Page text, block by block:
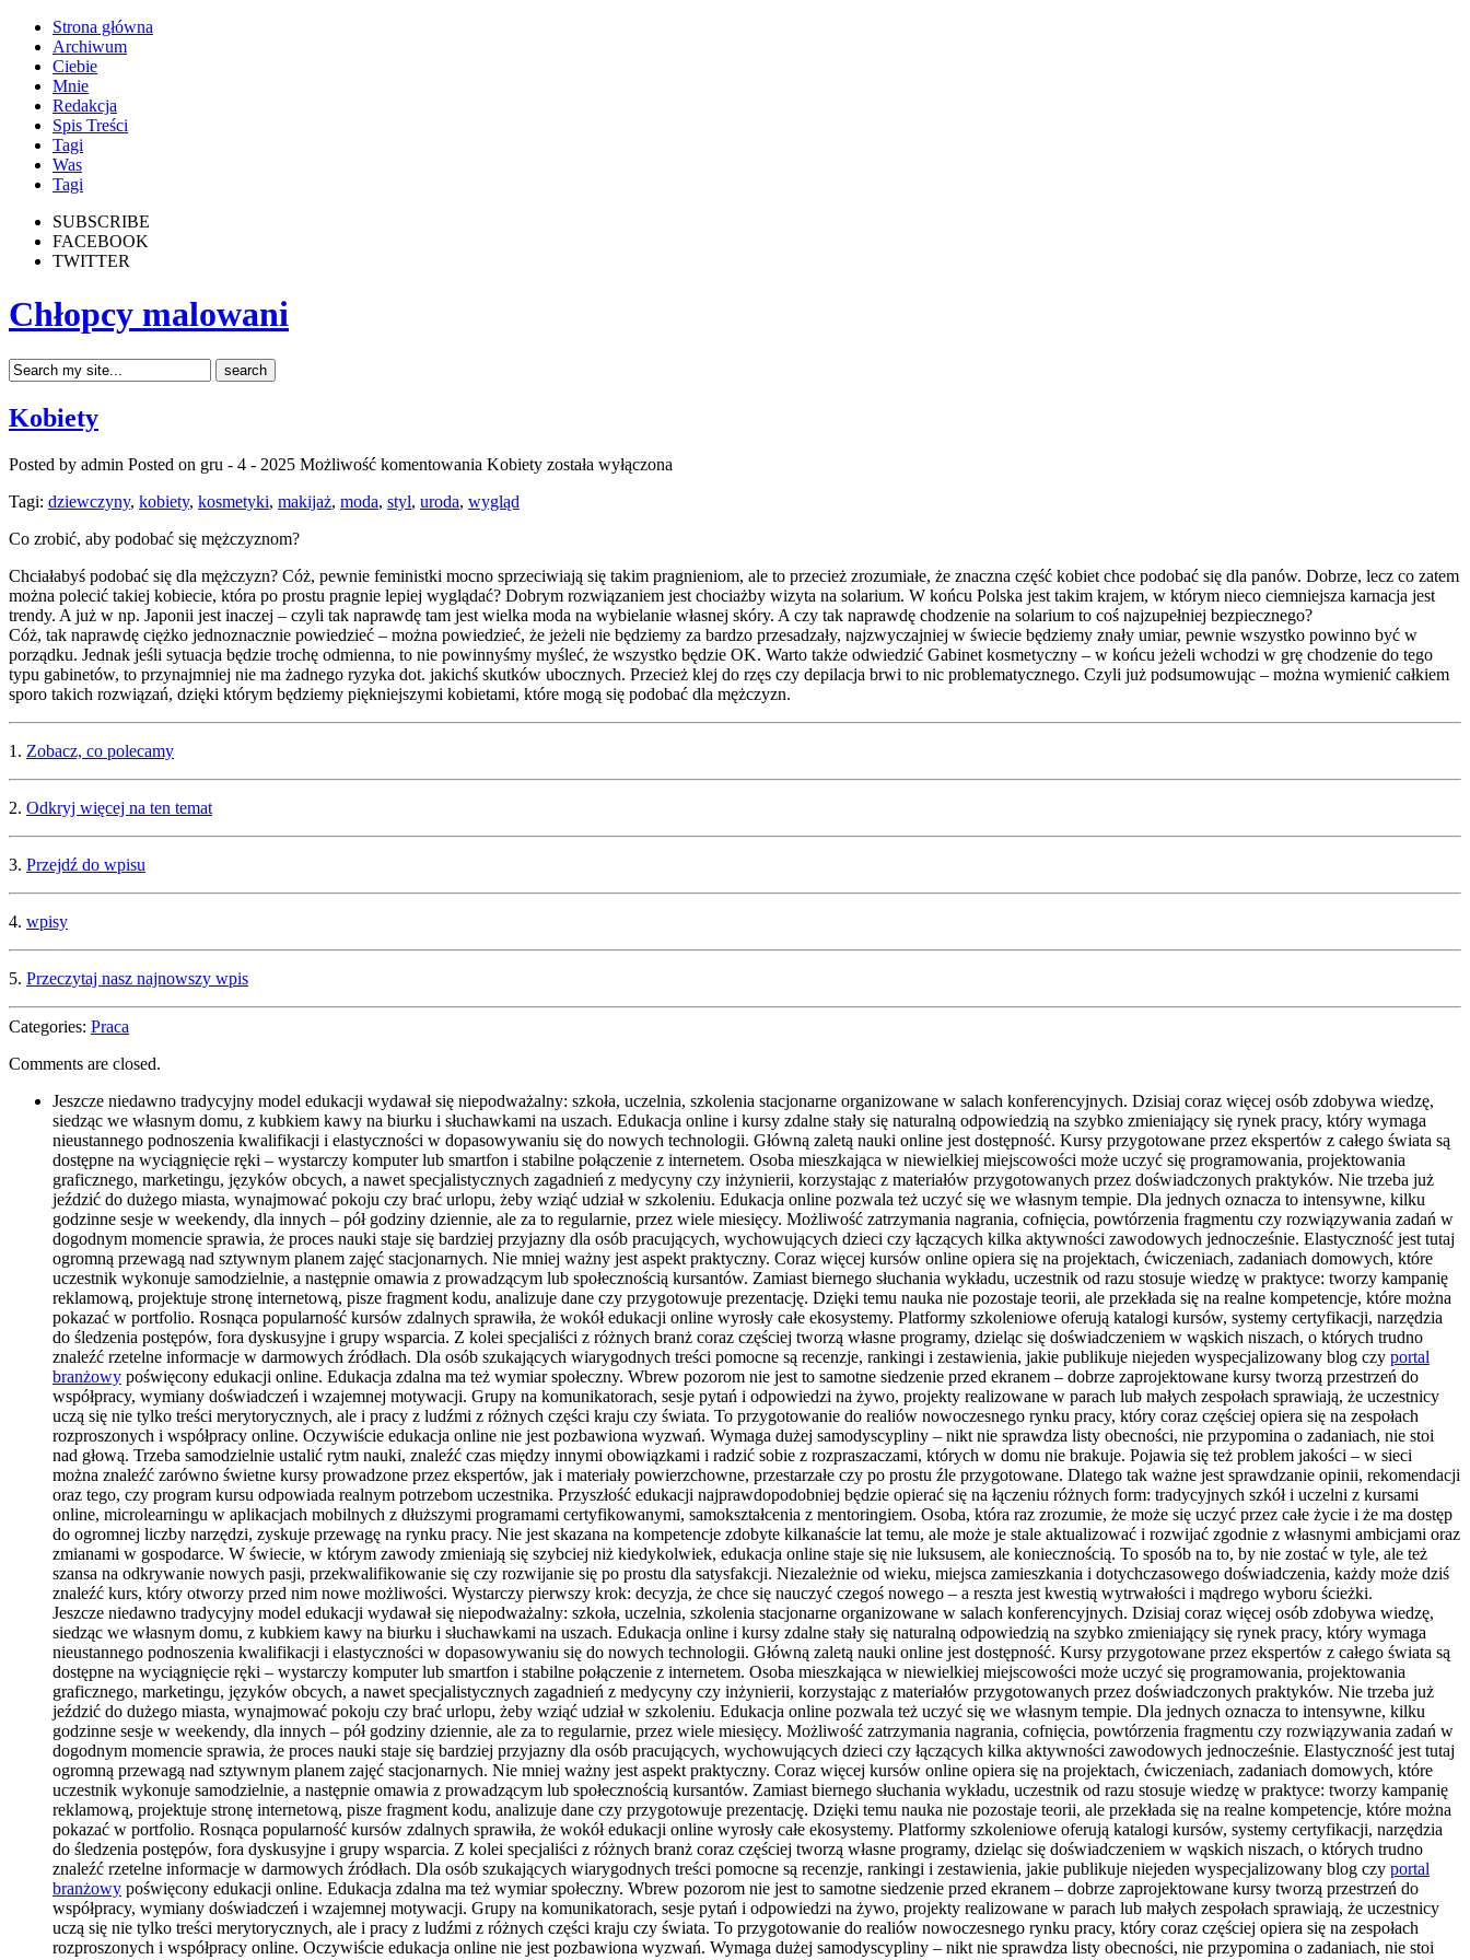
Strona główna
Archiwum
Ciebie
Mnie
Redakcja
Spis Treści
Tagi
Was
Tagi
SUBSCRIBE
FACEBOOK
TWITTER
Chłopcy malowani
Kobiety
Posted by admin Posted on gru - 4 - 2025 Możliwość komentowania Kobiety została wyłączona
Tagi: dziewczyny, kobiety, kosmetyki, makijaż, moda, styl, uroda, wygląd
Co zrobić, aby podobać się mężczyznom?
Chciałabyś podobać się dla mężczyzn? Cóż, pewnie feministki mocno sprzeciwiają się takim pragnieniom, ale to przecież zrozumiałe, że znaczna część kobiet chce podobać się dla panów. Dobrze, lecz co zatem
można polecić takiej kobiecie, która po prostu pragnie lepiej wyglądać? Dobrym rozwiązaniem jest chociażby wizyta na solarium. W końcu Polska jest takim krajem, w którym nieco ciemniejsza karnacja jest
trendy. A już w np. Japonii jest inaczej – czyli tak naprawdę tam jest wielka moda na wybielanie własnej skóry. A czy tak naprawdę chodzenie na solarium to coś najzupełniej bezpiecznego?
Cóż, tak naprawdę ciężko jednoznacznie powiedzieć – można powiedzieć, że jeżeli nie będziemy za bardzo przesadzały, najzwyczajniej w świecie będziemy znały umiar, pewnie wszystko powinno być w
porządku. Jednak jeśli sytuacja będzie trochę odmienna, to nie powinnyśmy myśleć, że wszystko będzie OK. Warto także odwiedzić Gabinet kosmetyczny – w końcu jeżeli wchodzi w grę chodzenie do tego
typu gabinetów, to przynajmniej nie ma żadnego ryzyka dot. jakichś skutków ubocznych. Przecież klej do rzęs czy depilacja brwi to nic problematycznego. Czyli już podsumowując – można wymienić całkiem
sporo takich rozwiązań, dzięki którym będziemy piękniejszymi kobietami, które mogą się podobać dla mężczyzn.
1. Zobacz, co polecamy
2. Odkryj więcej na ten temat
3. Przejdź do wpisu
4. wpisy
5. Przeczytaj nasz najnowszy wpis
Categories: Praca
Comments are closed.
Jeszcze niedawno tradycyjny model edukacji wydawał się niepodważalny: szkoła, uczelnia, szkolenia stacjonarne organizowane w salach konferencyjnych. Dzisiaj coraz więcej osób zdobywa wiedzę,
siedząc we własnym domu, z kubkiem kawy na biurku i słuchawkami na uszach. Edukacja online i kursy zdalne stały się naturalną odpowiedzią na szybko zmieniający się rynek pracy, który wymaga
nieustannego podnoszenia kwalifikacji i elastyczności w dopasowywaniu się do nowych technologii. Główną zaletą nauki online jest dostępność. Kursy przygotowane przez ekspertów z całego świata są
dostępne na wyciągnięcie ręki – wystarczy komputer lub smartfon i stabilne połączenie z internetem. Osoba mieszkająca w niewielkiej miejscowości może uczyć się programowania, projektowania
graficznego, marketingu, języków obcych, a nawet specjalistycznych zagadnień z medycyny czy inżynierii, korzystając z materiałów przygotowanych przez doświadczonych praktyków. Nie trzeba już
jeździć do dużego miasta, wynajmować pokoju czy brać urlopu, żeby wziąć udział w szkoleniu. Edukacja online pozwala też uczyć się we własnym tempie. Dla jednych oznacza to intensywne, kilku
godzinne sesje w weekendy, dla innych – pół godziny dziennie, ale za to regularnie, przez wiele miesięcy. Możliwość zatrzymania nagrania, cofnięcia, powtórzenia fragmentu czy rozwiązywania zadań w
dogodnym momencie sprawia, że proces nauki staje się bardziej przyjazny dla osób pracujących, wychowujących dzieci czy łączących kilka aktywności zawodowych jednocześnie. Elastyczność jest tutaj
ogromną przewagą nad sztywnym planem zajęć stacjonarnych. Nie mniej ważny jest aspekt praktyczny. Coraz więcej kursów online opiera się na projektach, ćwiczeniach, zadaniach domowych, które
uczestnik wykonuje samodzielnie, a następnie omawia z prowadzącym lub społecznością kursantów. Zamiast biernego słuchania wykładu, uczestnik od razu stosuje wiedzę w praktyce: tworzy kampanię
reklamową, projektuje stronę internetową, pisze fragment kodu, analizuje dane czy przygotowuje prezentację. Dzięki temu nauka nie pozostaje teorii, ale przekłada się na realne kompetencje, które można
pokazać w portfolio. Rosnąca popularność kursów zdalnych sprawiła, że wokół edukacji online wyrosły całe ekosystemy. Platformy szkoleniowe oferują katalogi kursów, systemy certyfikacji, narzędzia
do śledzenia postępów, fora dyskusyjne i grupy wsparcia. Z kolei specjaliści z różnych branż coraz częściej tworzą własne programy, dzieląc się doświadczeniem w wąskich niszach, o których trudno
znaleźć rzetelne informacje w darmowych źródłach. Dla osób szukających wiarygodnych treści pomocne są recenzje, rankingi i zestawienia, jakie publikuje niejeden wyspecjalizowany blog czy portal
branżowy poświęcony edukacji online. Edukacja zdalna ma też wymiar społeczny. Wbrew pozorom nie jest to samotne siedzenie przed ekranem – dobrze zaprojektowane kursy tworzą przestrzeń do
współpracy, wymiany doświadczeń i wzajemnej motywacji. Grupy na komunikatorach, sesje pytań i odpowiedzi na żywo, projekty realizowane w parach lub małych zespołach sprawiają, że uczestnicy
uczą się nie tylko treści merytorycznych, ale i pracy z ludźmi z różnych części kraju czy świata. To przygotowanie do realiów nowoczesnego rynku pracy, który coraz częściej opiera się na zespołach
rozproszonych i współpracy online. Oczywiście edukacja online nie jest pozbawiona wyzwań. Wymaga dużej samodyscypliny – nikt nie sprawdza listy obecności, nie przypomina o zadaniach, nie stoi
nad głową. Trzeba samodzielnie ustalić rytm nauki, znaleźć czas między innymi obowiązkami i radzić sobie z rozpraszaczami, których w domu nie brakuje. Pojawia się też problem jakości – w sieci
można znaleźć zarówno świetne kursy prowadzone przez ekspertów, jak i materiały powierzchowne, przestarzałe czy po prostu źle przygotowane. Dlatego tak ważne jest sprawdzanie opinii, rekomendacji
oraz tego, czy program kursu odpowiada realnym potrzebom uczestnika. Przyszłość edukacji najprawdopodobniej będzie opierać się na łączeniu różnych form: tradycyjnych szkół i uczelni z kursami
online, microlearningu w aplikacjach mobilnych z dłuższymi programami certyfikowanymi, samokształcenia z mentoringiem. Osoba, która raz zrozumie, że może się uczyć przez całe życie i że ma dostęp
do ogromnej liczby narzędzi, zyskuje przewagę na rynku pracy. Nie jest skazana na kompetencje zdobyte kilkanaście lat temu, ale może je stale aktualizować i rozwijać zgodnie z własnymi ambicjami oraz
zmianami w gospodarce. W świecie, w którym zawody zmieniają się szybciej niż kiedykolwiek, edukacja online staje się nie luksusem, ale koniecznością. To sposób na to, by nie zostać w tyle, ale też
szansa na odkrywanie nowych pasji, przekwalifikowanie się czy rozwijanie się po prostu dla satysfakcji. Niezależnie od wieku, miejsca zamieszkania i dotychczasowego doświadczenia, każdy może dziś
znaleźć kurs, który otworzy przed nim nowe możliwości. Wystarczy pierwszy krok: decyzja, że chce się nauczyć czegoś nowego – a reszta jest kwestią wytrwałości i mądrego wyboru ścieżki.
Jeszcze niedawno tradycyjny model edukacji wydawał się niepodważalny: szkoła, uczelnia, szkolenia stacjonarne organizowane w salach konferencyjnych. Dzisiaj coraz więcej osób zdobywa wiedzę,
siedząc we własnym domu, z kubkiem kawy na biurku i słuchawkami na uszach. Edukacja online i kursy zdalne stały się naturalną odpowiedzią na szybko zmieniający się rynek pracy, który wymaga
nieustannego podnoszenia kwalifikacji i elastyczności w dopasowywaniu się do nowych technologii. Główną zaletą nauki online jest dostępność. Kursy przygotowane przez ekspertów z całego świata są
dostępne na wyciągnięcie ręki – wystarczy komputer lub smartfon i stabilne połączenie z internetem. Osoba mieszkająca w niewielkiej miejscowości może uczyć się programowania, projektowania
graficznego, marketingu, języków obcych, a nawet specjalistycznych zagadnień z medycyny czy inżynierii, korzystając z materiałów przygotowanych przez doświadczonych praktyków. Nie trzeba już
jeździć do dużego miasta, wynajmować pokoju czy brać urlopu, żeby wziąć udział w szkoleniu. Edukacja online pozwala też uczyć się we własnym tempie. Dla jednych oznacza to intensywne, kilku
godzinne sesje w weekendy, dla innych – pół godziny dziennie, ale za to regularnie, przez wiele miesięcy. Możliwość zatrzymania nagrania, cofnięcia, powtórzenia fragmentu czy rozwiązywania zadań w
dogodnym momencie sprawia, że proces nauki staje się bardziej przyjazny dla osób pracujących, wychowujących dzieci czy łączących kilka aktywności zawodowych jednocześnie. Elastyczność jest tutaj
ogromną przewagą nad sztywnym planem zajęć stacjonarnych. Nie mniej ważny jest aspekt praktyczny. Coraz więcej kursów online opiera się na projektach, ćwiczeniach, zadaniach domowych, które
uczestnik wykonuje samodzielnie, a następnie omawia z prowadzącym lub społecznością kursantów. Zamiast biernego słuchania wykładu, uczestnik od razu stosuje wiedzę w praktyce: tworzy kampanię
reklamową, projektuje stronę internetową, pisze fragment kodu, analizuje dane czy przygotowuje prezentację. Dzięki temu nauka nie pozostaje teorii, ale przekłada się na realne kompetencje, które można
pokazać w portfolio. Rosnąca popularność kursów zdalnych sprawiła, że wokół edukacji online wyrosły całe ekosystemy. Platformy szkoleniowe oferują katalogi kursów, systemy certyfikacji, narzędzia
do śledzenia postępów, fora dyskusyjne i grupy wsparcia. Z kolei specjaliści z różnych branż coraz częściej tworzą własne programy, dzieląc się doświadczeniem w wąskich niszach, o których trudno
znaleźć rzetelne informacje w darmowych źródłach. Dla osób szukających wiarygodnych treści pomocne są recenzje, rankingi i zestawienia, jakie publikuje niejeden wyspecjalizowany blog czy portal
branżowy poświęcony edukacji online. Edukacja zdalna ma też wymiar społeczny. Wbrew pozorom nie jest to samotne siedzenie przed ekranem – dobrze zaprojektowane kursy tworzą przestrzeń do
współpracy, wymiany doświadczeń i wzajemnej motywacji. Grupy na komunikatorach, sesje pytań i odpowiedzi na żywo, projekty realizowane w parach lub małych zespołach sprawiają, że uczestnicy
uczą się nie tylko treści merytorycznych, ale i pracy z ludźmi z różnych części kraju czy świata. To przygotowanie do realiów nowoczesnego rynku pracy, który coraz częściej opiera się na zespołach
rozproszonych i współpracy online. Oczywiście edukacja online nie jest pozbawiona wyzwań. Wymaga dużej samodyscypliny – nikt nie sprawdza listy obecności, nie przypomina o zadaniach, nie stoi